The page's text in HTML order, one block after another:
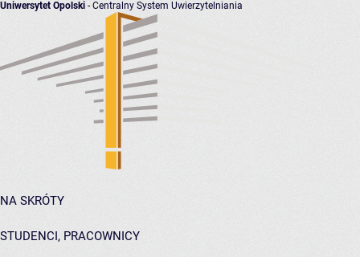
Uniwersytet Opolski - Centralny System Uwierzytelniania
NA SKRÓTY
STUDENCI, PRACOWNICY